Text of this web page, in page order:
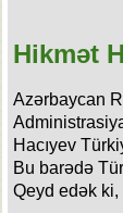
Hikmət
Azərbaycan
Hacıyev
Bu barədə
Qeyd edək ki,